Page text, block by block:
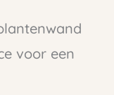
voor een